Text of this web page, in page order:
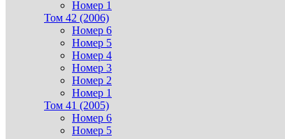
Номер 1
Том 42 (2006)
Номер 6
Номер 5
Номер 4
Номер 3
Номер 2
Номер 1
Том 41 (2005)
Номер 6
Номер 5